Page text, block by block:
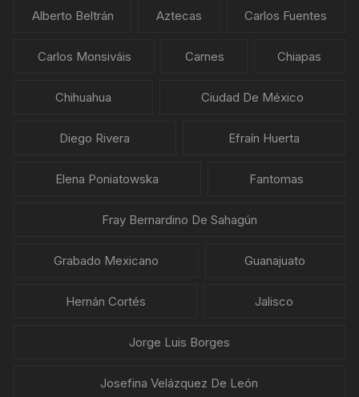
Alberto Beltrán Aztecas Carlos Fuentes
Carlos Monsiváis Carnes Chiapas
Chihuahua Ciudad De México
Diego Rivera Efraín Huerta
Elena Poniatowska Fantomas
Fray Bernardino De Sahagún
Grabado Mexicano Guanajuato
Hernán Cortés Jalisco
Jorge Luis Borges
Josefina Velázquez De León